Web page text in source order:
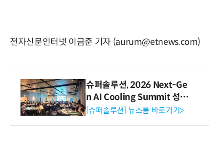
전자신문인터넷 이금준 기자 (aurum@etnews.com)
슈퍼솔루션, 2026 Next-Ge
n AI Cooling Summit 성황
리 성료
[슈퍼솔루션] 뉴스룸 바로가기>